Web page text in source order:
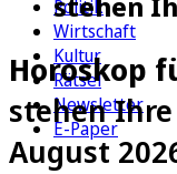
Politik
Wirtschaft
Kultur
Rätsel
Newsletter
E-Paper
Horoskop
stehen Ihre
August